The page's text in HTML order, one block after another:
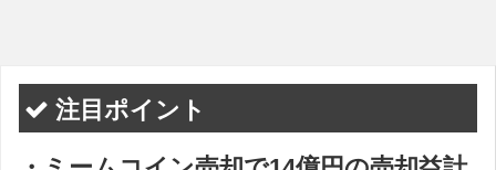
注目ポイント